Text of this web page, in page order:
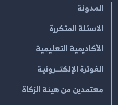
المدونة
الاسئلة المتكررة
الأكاديمية التعليمية
الفوترة الإلكتــرونية
معتمدين من هيئة الزكاة